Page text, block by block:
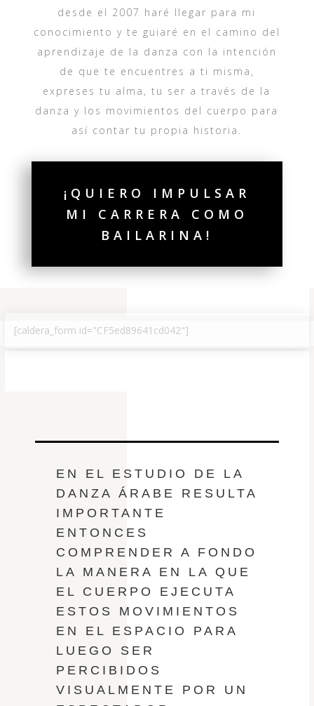
desde el 2007 haré llegar para mi
conocimiento y te guiaré en el camino del
aprendizaje de la danza con la intención
de que te encuentres a ti misma,
expreses tu alma, tu ser a través de la
danza y los movimientos del cuerpo para
así contar tu propia historia.
¡QUIERO IMPULSAR
MI CARRERA COMO
BAILARINA!
[caldera_form id="CF5ed89641cd042"]
EN EL ESTUDIO DE LA
DANZA ÁRABE RESULTA
IMPORTANTE
ENTONCES
COMPRENDER A FONDO
LA MANERA EN LA QUE
EL CUERPO EJECUTA
ESTOS MOVIMIENTOS
EN EL ESPACIO PARA
LUEGO SER
PERCIBIDOS
VISUALMENTE POR UN